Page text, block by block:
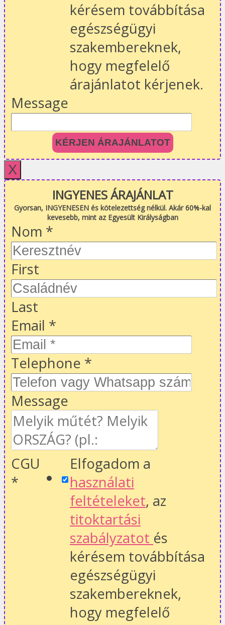
kérésem továbbítása
egészségügyi
szakembereknek,
hogy megfelelő
árajánlatot kérjenek.
Message
KÉRJEN ÁRAJÁNLATOT
X
INGYENES ÁRAJÁNLAT
Gyorsan, INGYENESEN és kötelezettség nélkül. Akár 60%-kal
kevesebb, mint az Egyesült Királyságban
Nom *
First
Last
Email *
Telephone *
Message
CGU
*
Elfogadom a
használati
feltételeket, az
titoktartási
szabályzatot és
kérésem továbbítása
egészségügyi
szakembereknek,
hogy megfelelő